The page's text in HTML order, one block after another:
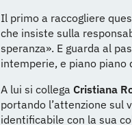
Il primo a raccogliere
che insiste sulla
speranza». E guarda al
intemperie, e piano piano
A lui si collega Cristiana
portando l’attenzione sul
identificabile con la sua